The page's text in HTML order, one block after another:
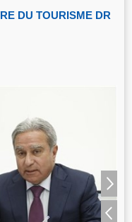
DU TOURISME DR